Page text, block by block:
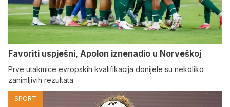
Favoriti uspješni, Apolon iznenadio u Norveškoj
Prve utakmice evropskih kvalifikacija donijele su nekoliko
zanimljivih rezultata
SPORT